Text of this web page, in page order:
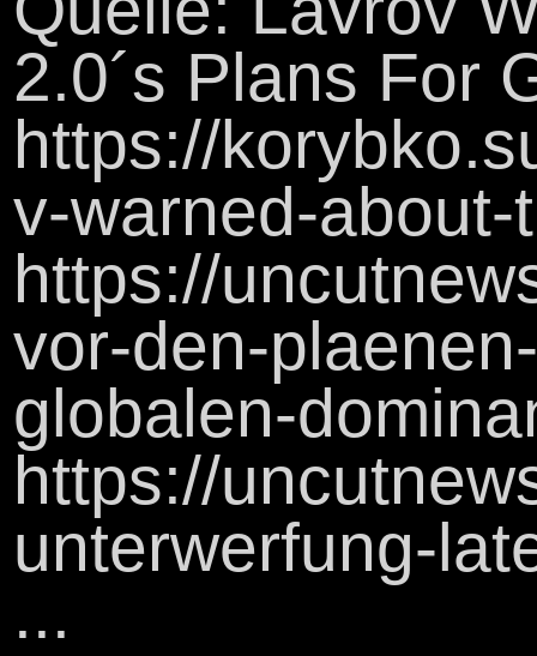
2.0´s Plans For
https://
v-warned-
https://
vor-den-
globalen-
https://
unterwerfung-
...